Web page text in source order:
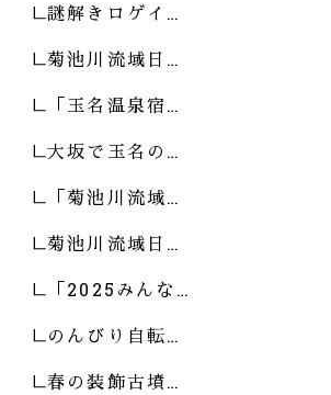
謎解きロゲイ…
菊池川流域日…
「玉名温泉宿…
大坂で玉名の…
「菊池川流域…
菊池川流域日…
「2025みんな…
のんびり自転…
春の装飾古墳…